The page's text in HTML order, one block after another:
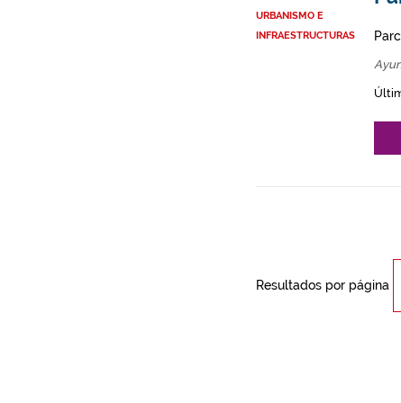
URBANISMO E
INFRAESTRUCTURAS
Resultados por página